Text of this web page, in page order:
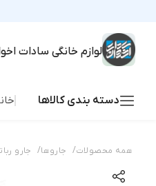
لوازم خانگی سادات
دسته بندی کالاها
همه محصولات/ جاروها/ جارو